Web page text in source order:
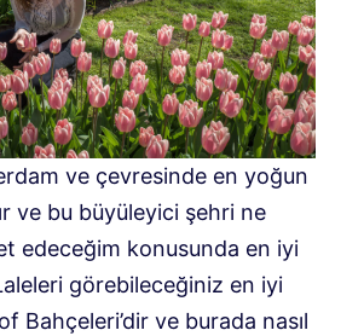
ve çevresinde en yoğun
ve bu büyüleyici şehri ne
edeceğim konusunda en iyi
görebileceğiniz en iyi
Bahçeleri’dir ve burada nasıl